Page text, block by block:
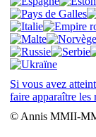
Si vous avez
faire apparaître les
© Annis MMII-